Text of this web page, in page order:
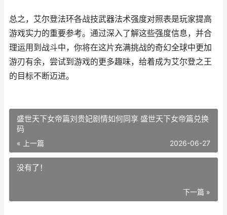
总之，艾尔登法环各战技武器法术强度对照表是玩家提高
游戏实力的重要参考。通过深入了解这些强度信息，并合
理运用到战斗中，你将在这片充满挑战的奇幻全球中更加
游刃有余，尝试到游戏的更多趣味，给着成为艾尔登之王
的目标不断迈进。
盛世天下女帝篇刘贵妃剧情如何同享 盛世天下女帝篇兑换
码
« 上一篇 2026-06-27
没有了！
下一篇 »